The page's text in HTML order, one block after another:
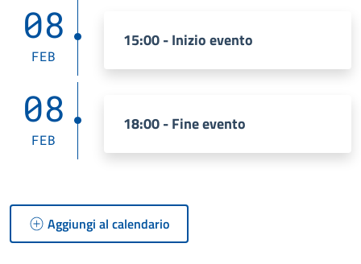
08
FEB
15:00 - Inizio evento
08
FEB
18:00 - Fine evento
Aggiungi al calendario